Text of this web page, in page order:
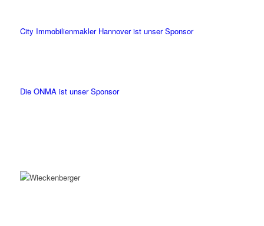
City Immobilienmakler Hannover ist unser Sponsor
Die ONMA ist unser Sponsor